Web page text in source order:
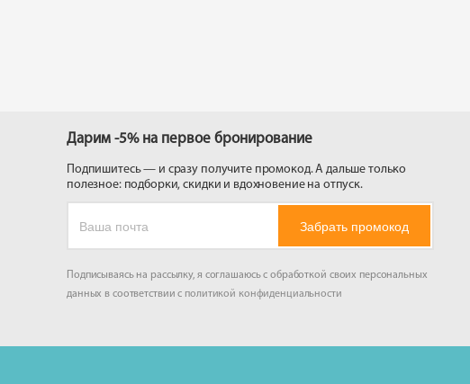
Дарим -5% на первое бронирование
Подпишитесь — и сразу получите промокод. А дальше только
полезное: подборки, скидки и вдохновение на отпуск.
Забрать промокод
Подписываясь на рассылку, я соглашаюсь с обработкой своих персональных
данных в соответствии с политикой конфиденциальности